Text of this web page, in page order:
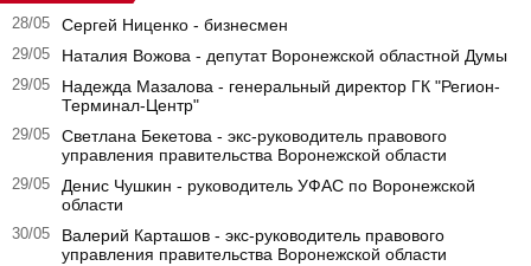
28/05 Сергей Ниценко - бизнесмен
29/05 Наталия Вожова - депутат Воронежской областной Думы
29/05
Надежда Мазалова - генеральный директор ГК "Регион-
Терминал-Центр"
29/05
Светлана Бекетова - экс-руководитель правового
управления правительства Воронежской области
29/05
Денис Чушкин - руководитель УФАС по Воронежской
области
30/05
Валерий Карташов - экс-руководитель правового
управления правительства Воронежской области